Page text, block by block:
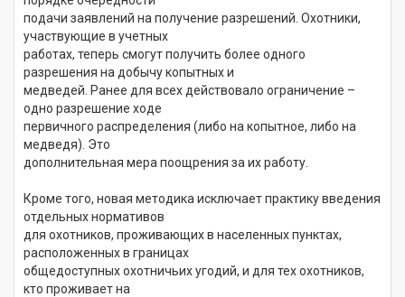
подачи заявлений на получение разрешений. Охотники,
участвующие в учетных
работах, теперь смогут получить более одного
разрешения на добычу копытных и
медведей. Ранее для всех действовало ограничение –
одно разрешение ходе
первичного распределения (либо на копытное, либо на
медведя). Это
дополнительная мера поощрения за их работу.
Кроме того, новая методика исключает практику введения
отдельных нормативов
для охотников, проживающих в населенных пунктах,
расположенных в границах
общедоступных охотничьих угодий, и для тех охотников,
кто проживает на